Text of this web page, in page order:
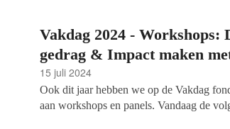
Vakdag 2024 - Workshops:
gedrag & Impact maken
15 juli 2024
Ook dit jaar hebben we op de Vakdag
aan workshops en panels. Vandaag de